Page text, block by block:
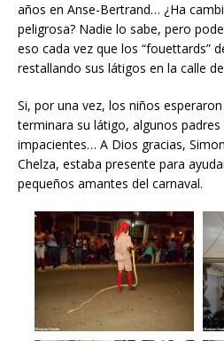
años en Anse-Bertrand… ¿Ha
peligrosa? Nadie lo sabe, pero
eso cada vez que los “fouettards”
restallando sus látigos en la calle
Si, por una vez, los niños
terminara su látigo, algunos
impacientes… A Dios gracias,
Chelza, estaba presente para
pequeños amantes del carnaval.